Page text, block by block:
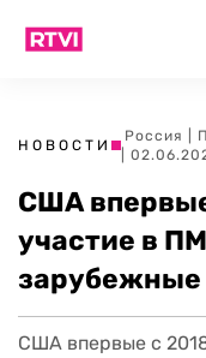
НОВОСТИ
Россия
|
США
участие в
зарубежные
США впервые с